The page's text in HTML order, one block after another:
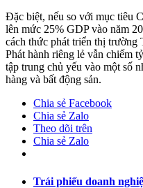
Đặc biệt, nếu so với mục tiêu
lên mức 25% GDP vào năm
cách thức phát triển thị trường
Phát hành riêng lẻ vẫn chiếm
tập trung chủ yếu vào một số
hàng và bất động sản.
Chia sẻ Facebook
Chia sẻ Zalo
Theo dõi trên
Chia sẻ Zalo
Trái phiếu doanh